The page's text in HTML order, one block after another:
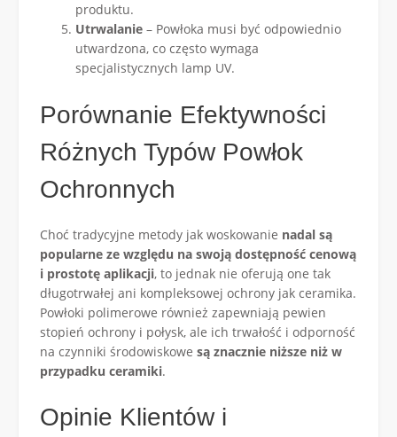
produktu.
Utrwalanie – Powłoka musi być odpowiednio
utwardzona, co często wymaga
specjalistycznych lamp UV.
Porównanie Efektywności
Różnych Typów Powłok
Ochronnych
Choć tradycyjne metody jak woskowanie nadal są
popularne ze względu na swoją dostępność cenową
i prostotę aplikacji, to jednak nie oferują one tak
długotrwałej ani kompleksowej ochrony jak ceramika.
Powłoki polimerowe również zapewniają pewien
stopień ochrony i połysk, ale ich trwałość i odporność
na czynniki środowiskowe są znacznie niższe niż w
przypadku ceramiki.
Opinie Klientów i